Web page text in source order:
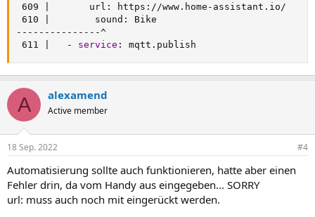
609
       url
: https : //www.home - assistant.io/
610
        sound
:
--- --- --- --- ---^
611
- service : mqtt.publish
A alexamend
Active member
18 Sep. 2022 #4
Automatisierung sollte auch funktionieren, hatte aber einen
Fehler drin, da vom Handy aus eingegeben... SORRY
url: muss auch noch mit eingerückt werden.